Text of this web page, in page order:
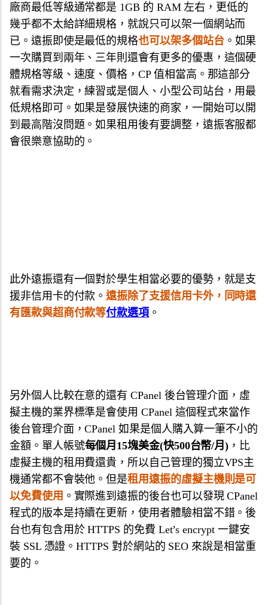
廠商最低等級通常都是 1GB 的 RAM 左右，更低的
幾乎都不太給詳細規格，就說只可以架一個網站而
已。遠振即使是最低的規格也可以架多個站台。如果
一次購買到兩年、三年則還會有更多的優惠，這個硬
體規格等級、速度、價格，CP 值相當高。那這部分
就看需求決定，練習或是個人、小型公司站台，用最
低規格即可。如果是發展快速的商家，一開始可以開
到最高階沒問題。如果租用後有要調整，遠振客服都
會很樂意協助的。
此外遠振還有一個對於學生相當必要的優勢，就是支
援非信用卡的付款。遠振除了支援信用卡外，同時還
有匯款與超商付款等付款選項 。
另外個人比較在意的還有 CPanel 後台管理介面，虛
擬主機的業界標準是會使用 CPanel 這個程式來當作
後台管理介面，CPanel 如果是個人購入算一筆不小的
金額。單人帳號每個月15塊美金(快500台幣/月) ，比
虛擬主機的租用費還貴，所以自己管理的獨立VPS主
機通常都不會裝他。但是租用遠振的虛擬主機則是可
以免費使用 。實際進到遠振的後台也可以發現 CPanel
程式的版本是持續在更新，使用者體驗相當不錯。後
台也有包含用於 HTTPS 的免費 Let’s encrypt 一鍵安
裝 SSL 憑證。HTTPS 對於網站的 SEO 來說是相當重
要的。